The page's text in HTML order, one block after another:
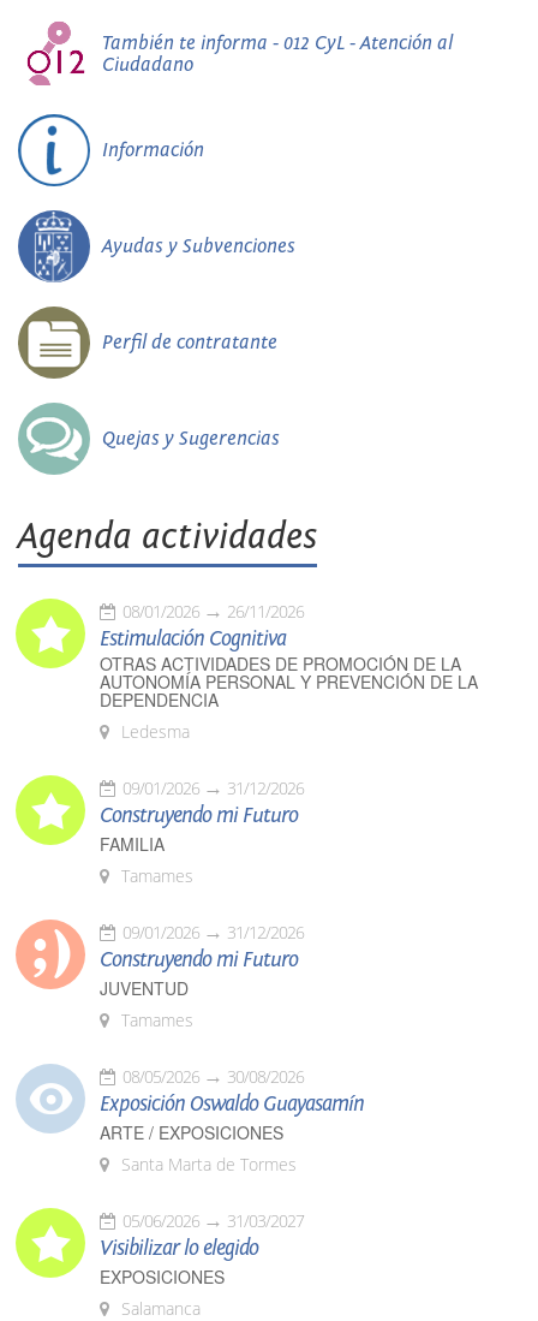
También te informa - 012 CyL - Atención al
Ciudadano
Información
Ayudas y Subvenciones
Perfil de contratante
Quejas y Sugerencias
Agenda actividades
08/01/2026 26/11/2026
Estimulación Cognitiva
OTRAS ACTIVIDADES DE PROMOCIÓN DE LA
AUTONOMÍA PERSONAL Y PREVENCIÓN DE LA
DEPENDENCIA
Ledesma
09/01/2026 31/12/2026
Construyendo mi Futuro
FAMILIA
Tamames
09/01/2026 31/12/2026
Construyendo mi Futuro
JUVENTUD
Tamames
08/05/2026 30/08/2026
Exposición Oswaldo Guayasamín
ARTE / EXPOSICIONES
Santa Marta de Tormes
05/06/2026 31/03/2027
Visibilizar lo elegido
EXPOSICIONES
Salamanca